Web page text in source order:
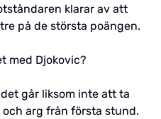
klarar av att
på de största poängen.
med Djokovic?
går liksom inte att ta
och arg från första stund.